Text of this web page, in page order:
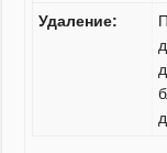
Удаление: